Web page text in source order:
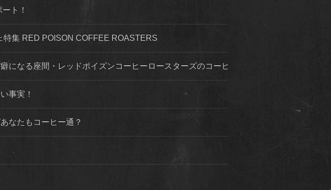
ト！
集 RED POISON COFFEE ROASTERS
になる座間・レッドポイズンコーヒーロースターズのコーヒー
事実！
なたもコーヒー通？